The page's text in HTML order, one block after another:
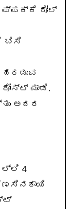
ರೋಲ್
ಬಿಸಿ
ಮಾಡಿ.
ಅದರ
4